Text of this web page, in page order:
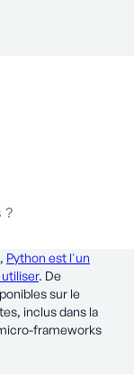
?
Python est l'un
. De
sur le
inclus dans la
frameworks